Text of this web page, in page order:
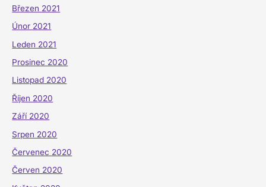
Březen 2021
Únor 2021
Leden 2021
Prosinec 2020
Listopad 2020
Říjen 2020
Září 2020
Srpen 2020
Červenec 2020
Červen 2020